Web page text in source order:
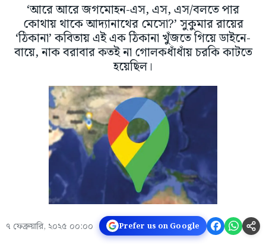
‘আরে আরে জগমোহন-এস, এস, এস/বলতে পার
কোথায় থাকে আদ্যানাথের মেসো?’ সুকুমার রায়ের
‘ঠিকানা’ কবিতায় এই এক ঠিকানা খুঁজতে গিয়ে ডাইনে-
বায়ে, নাক বরাবার কতই না গোলকধাঁধাঁয় চরকি কাটতে
হয়েছিল।
৭ ফেব্রুয়ারি, ২০২৫ ০০:০০ Prefer us on Google